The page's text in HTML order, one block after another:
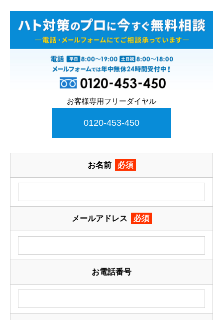
お客様専用フリーダイヤル
0120-453-450
お名前 必須
メールアドレス 必須
お電話番号